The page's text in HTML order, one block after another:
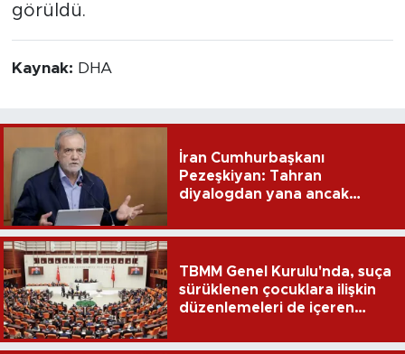
görüldü.
Kaynak: DHA
İran Cumhurbaşkanı
Pezeşkiyan: Tahran
diyalogdan yana ancak
TBMM Genel Kurulu'nda, suça
sürüklenen çocuklara ilişkin
düzenlemeleri de içeren
edildi